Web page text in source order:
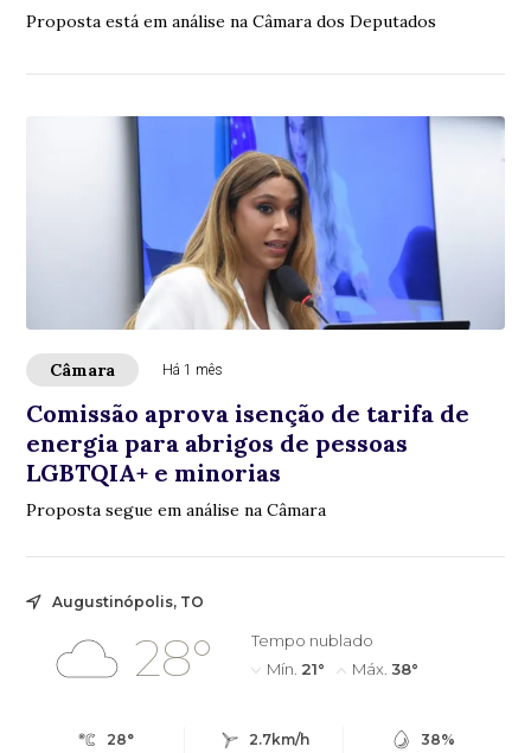
Proposta está em análise na Câmara dos Deputados
Câmara Há 1 mês
Comissão aprova isenção de tarifa de
energia para abrigos de pessoas
LGBTQIA+ e minorias
Proposta segue em análise na Câmara
Augustinópolis, TO
28°
Tempo nublado
Mín. 21° Máx. 38°
28° 2.7km/h 38%